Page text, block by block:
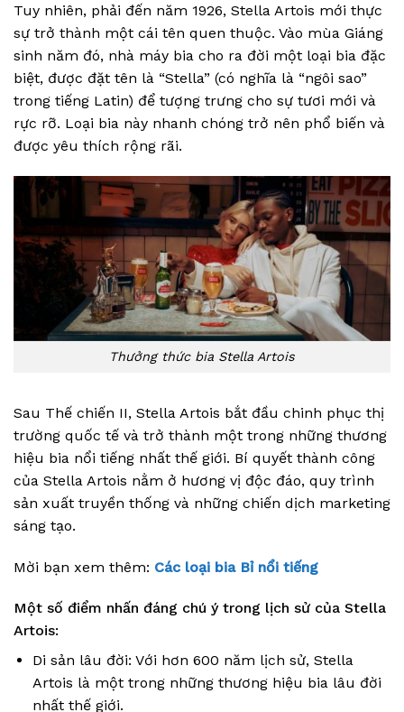
Tuy nhiên, phải đến năm 1926, Stella Artois mới thực
sự trở thành một cái tên quen thuộc. Vào mùa Giáng
sinh năm đó, nhà máy bia cho ra đời một loại bia đặc
biệt, được đặt tên là “Stella” (có nghĩa là “ngôi sao”
trong tiếng Latin) để tượng trưng cho sự tươi mới và
rực rỡ. Loại bia này nhanh chóng trở nên phổ biến và
được yêu thích rộng rãi.
Thưởng thức bia Stella Artois
Sau Thế chiến II, Stella Artois bắt đầu chinh phục thị
trường quốc tế và trở thành một trong những thương
hiệu bia nổi tiếng nhất thế giới. Bí quyết thành công
của Stella Artois nằm ở hương vị độc đáo, quy trình
sản xuất truyền thống và những chiến dịch marketing
sáng tạo.
Mời bạn xem thêm: Các loại bia Bỉ nổi tiếng
Một số điểm nhấn đáng chú ý trong lịch sử của Stella
Artois:
Di sản lâu đời: Với hơn 600 năm lịch sử, Stella
Artois là một trong những thương hiệu bia lâu đời
nhất thế giới.